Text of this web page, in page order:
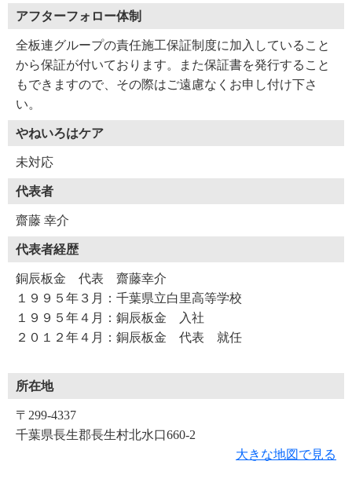
アフターフォロー体制
全板連グループの責任施工保証制度に加入していること
から保証が付いております。また保証書を発行すること
もできますので、その際はご遠慮なくお申し付け下さ
い。
やねいろはケア
未対応
代表者
齋藤 幸介
代表者経歴
銅辰板金 代表 齋藤幸介
１９９５年３月：千葉県立白里高等学校
１９９５年４月：銅辰板金 入社
２０１２年４月：銅辰板金 代表 就任
所在地
〒299-4337
千葉県長生郡長生村北水口660-2
大きな地図で見る